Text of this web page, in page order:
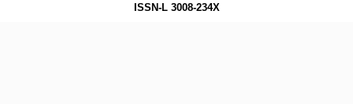
ISSN-L 3008-234X